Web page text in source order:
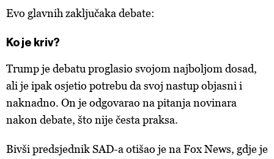
Evo glavnih zaključaka debate:
Ko je kriv?
Trump je debatu proglasio svojom najboljom dosad,
ali je ipak osjetio potrebu da svoj nastup objasni i
naknadno. On je odgovarao na pitanja novinara
nakon debate, što nije česta praksa.
Bivši predsjednik SAD-a otišao je na Fox News, gdje je